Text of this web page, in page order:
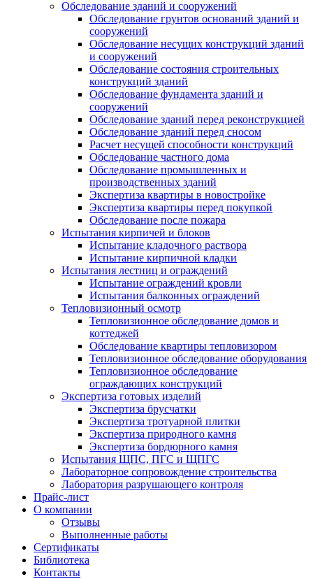
Обследование зданий и сооружений
Обследование грунтов оснований зданий и
сооружений
Обследование несущих конструкций зданий
и сооружений
Обследование состояния строительных
конструкций зданий
Обследование фундамента зданий и
сооружений
Обследование зданий перед реконструкцией
Обследование зданий перед сносом
Расчет несущей способности конструкций
Обследование частного дома
Обследование промышленных и
производственных зданий
Экспертиза квартиры в новостройке
Экспертиза квартиры перед покупкой
Обследование после пожара
Испытания кирпичей и блоков
Испытание кладочного раствора
Испытание кирпичной кладки
Испытания лестниц и ограждений
Испытание ограждений кровли
Испытания балконных ограждений
Тепловизионный осмотр
Тепловизионное обследование домов и
коттеджей
Обследование квартиры тепловизором
Тепловизионное обследование оборудования
Тепловизионное обследование
ограждающих конструкций
Экспертиза готовых изделий
Экспертиза брусчатки
Экспертиза тротуарной плитки
Экспертиза природного камня
Экспертиза бордюрного камня
Испытания ЩПС, ПГС и ЩПГС
Лабораторное сопровождение строительства
Лаборатория разрушающего контроля
Прайс-лист
О компании
Отзывы
Выполненные работы
Сертификаты
Библиотека
Контакты